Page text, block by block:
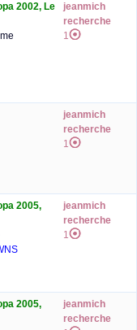
2002, Le
jeanmich
recherche
1
jeanmich
recherche
1
2005,
jeanmich
recherche
1
2005,
jeanmich
recherche